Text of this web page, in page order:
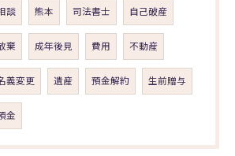
談 熊本 司法書士 自己破産
棄 成年後見 費用 不動産
義変更 遺産 預金解約 生前贈与
金